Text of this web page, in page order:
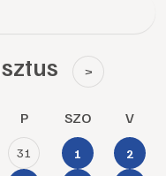
>
P SZO V
31 1 2